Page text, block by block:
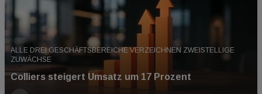
ALLE DREI GESCHÄFTSBEREICHE VERZEICHNEN ZWEISTELLIGE
ZUWÄCHSE
Colliers steigert Umsatz um 17 Prozent